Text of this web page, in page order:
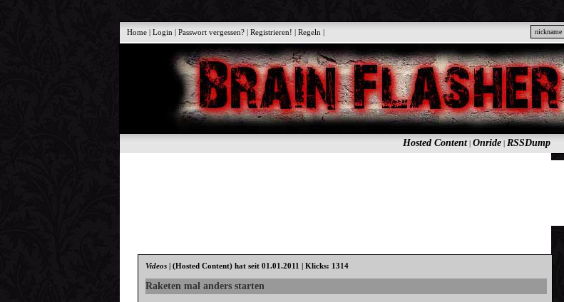
Home |Login |Passwort vergessen? |Registrieren! |Regeln |
Hosted Content| Onride| RSSDump
Videos |(Hosted Content) hat seit 01.01.2011 | Klicks: 1314
Raketen mal anders starten